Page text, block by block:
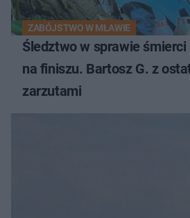
ZABÓJSTWO W MŁAWIE
Śledztwo w sprawie
na finiszu. Bartosz G. z
zarzutami